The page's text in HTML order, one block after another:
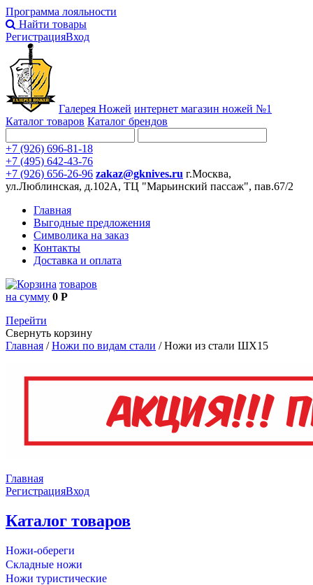
Программа лояльности
Найти товары
РегистрацияВход
Галерея Ножей интернет магазин ножей №1
Каталог товаров Каталог брендов
+7 (926) 696-81-18
+7 (495) 642-43-76
+7 (926) 656-26-96 zakaz@gknives.ru г.Москва,
ул.Люблинская, д.102А, ТЦ "Марьинский пассаж", пав.67/2
Главная
Выгодные предложения
Символика на заказ
Контакты
Доставка и оплата
товаров
на сумму 0 Р
Перейти
Свернуть корзину
Главная /Ножи по видам стали /Ножи из стали ШХ15
Главная
РегистрацияВход
Каталог товаров
Ножи-обереги
Складные ножи
Ножи туристические